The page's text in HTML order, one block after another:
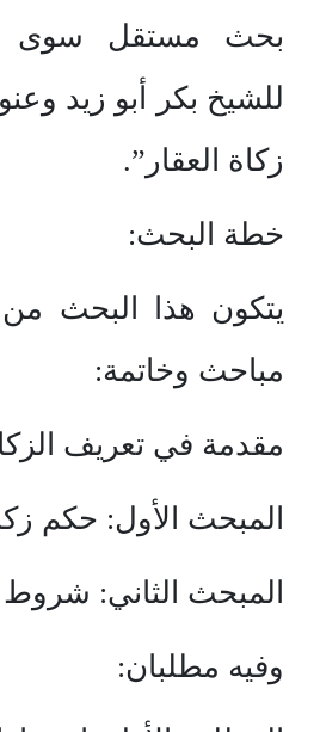
بحث مستقل سوى
للشيخ بكر أبو زيد
زكاة العقار”.
خطة البحث:
يتكون هذا البحث من
مباحث وخاتمة:
مقدمة في تعريف
المبحث الأول: حكم
المبحث الثاني:
وفيه مطلبان: